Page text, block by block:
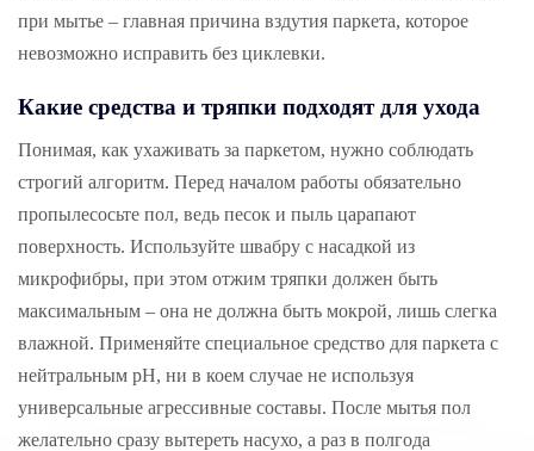
при мытье – главная причина вздутия паркета, которое
невозможно исправить без циклевки.
Какие средства и тряпки подходят для ухода
Понимая, как ухаживать за паркетом, нужно соблюдать
строгий алгоритм. Перед началом работы обязательно
пропылесосьте пол, ведь песок и пыль царапают
поверхность. Используйте швабру с насадкой из
микрофибры, при этом отжим тряпки должен быть
максимальным – она не должна быть мокрой, лишь слегка
влажной. Применяйте специальное средство для паркета с
нейтральным pH, ни в коем случае не используя
универсальные агрессивные составы. После мытья пол
желательно сразу вытереть насухо, а раз в полгода